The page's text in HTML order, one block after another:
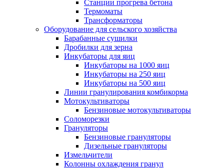
Станции прогрева бетона
Термоматы
Трансформаторы
Оборудование для сельского хозяйства
Барабанные сушилки
Дробилки для зерна
Инкубаторы для яиц
Инкубаторы на 1000 яиц
Инкубаторы на 250 яиц
Инкубаторы на 500 яиц
Линии гранулирования комбикорма
Мотокультиваторы
Бензиновые мотокультиваторы
Соломорезки
Грануляторы
Бензиновые грануляторы
Дизельные грануляторы
Измельчители
Колонны охлаждения гранул